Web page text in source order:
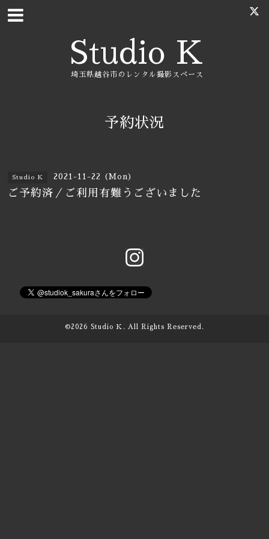
Studio K
埼玉県越谷市のレンタル撮影スペース
予約状況
Studio K 2021-11-22 (Mon)
ご予約済／ご利用有難うございました
©2026 Studio Ｋ . All Rights Reserved.